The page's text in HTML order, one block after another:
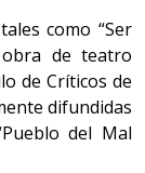
como “Ser
obra de teatro
de Críticos de
difundidas
del Mal